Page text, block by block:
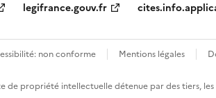
legifrance.gouv.fr
non conforme Mentions légales
de propriété intellectuelle détenue par des tiers,